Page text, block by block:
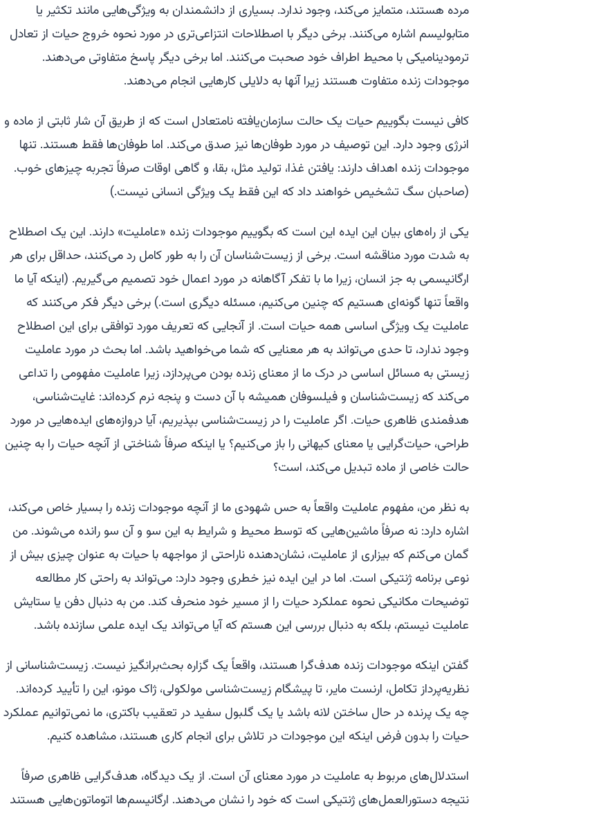
مرده هستند، متمایز می‌کند، وجود ندارد. بسیاری از دانشمندان به ویژگی‌هایی مانند تکثیر یا
متابولیسم اشاره می‌کنند. برخی دیگر با اصطلاحات انتزاعی‌تری در مورد نحوه خروج حیات از تعادل
ترمودینامیکی با محیط اطراف خود صحبت می‌کنند. اما برخی دیگر پاسخ متفاوتی می‌دهند.
موجودات زنده متفاوت هستند زیرا آنها به دلایلی کارهایی انجام می‌دهند.
کافی نیست بگوییم حیات یک حالت سازمان‌یافته نامتعادل است که از طریق آن شار ثابتی از ماده و
انرژی وجود دارد. این توصیف در مورد طوفان‌ها نیز صدق می‌کند. اما طوفان‌ها فقط هستند. تنها
موجودات زنده اهداف دارند: یافتن غذا، تولید مثل، بقا، و گاهی اوقات صرفاً تجربه چیزهای خوب.
(صاحبان سگ تشخیص خواهند داد که این فقط یک ویژگی انسانی نیست.)
یکی از راه‌های بیان این ایده این است که بگوییم موجودات زنده «عاملیت» دارند. این یک اصطلاح
به شدت مورد مناقشه است. برخی از زیست‌شناسان آن را به طور کامل رد می‌کنند، حداقل برای هر
ارگانیسمی به جز انسان، زیرا ما با تفکر آگاهانه در مورد اعمال خود تصمیم می‌گیریم. (اینکه آیا ما
واقعاً تنها گونه‌ای هستیم که چنین می‌کنیم، مسئله دیگری است.) برخی دیگر فکر می‌کنند که
عاملیت یک ویژگی اساسی همه حیات است. از آنجایی که تعریف مورد توافقی برای این اصطلاح
وجود ندارد، تا حدی می‌تواند به هر معنایی که شما می‌خواهید باشد. اما بحث در مورد عاملیت
زیستی به مسائل اساسی در درک ما از معنای زنده بودن می‌پردازد، زیرا عاملیت مفهومی را تداعی
می‌کند که زیست‌شناسان و فیلسوفان همیشه با آن دست و پنجه نرم کرده‌اند: غایت‌شناسی،
هدفمندی ظاهری حیات. اگر عاملیت را در زیست‌شناسی بپذیریم، آیا دروازه‌های ایده‌هایی در مورد
طراحی، حیات‌گرایی یا معنای کیهانی را باز می‌کنیم؟ یا اینکه صرفاً شناختی از آنچه حیات را به چنین
حالت خاصی از ماده تبدیل می‌کند، است؟
به نظر من، مفهوم عاملیت واقعاً به حس شهودی ما از آنچه موجودات زنده را بسیار خاص می‌کند،
اشاره دارد: نه صرفاً ماشین‌هایی که توسط محیط و شرایط به این سو و آن سو رانده می‌شوند. من
گمان می‌کنم که بیزاری از عاملیت، نشان‌دهنده ناراحتی از مواجهه با حیات به عنوان چیزی بیش از
نوعی برنامه ژنتیکی است. اما در این ایده نیز خطری وجود دارد: می‌تواند به راحتی کار مطالعه
توضیحات مکانیکی نحوه عملکرد حیات را از مسیر خود منحرف کند. من به دنبال دفن یا ستایش
عاملیت نیستم، بلکه به دنبال بررسی این هستم که آیا می‌تواند یک ایده علمی سازنده باشد.
گفتن اینکه موجودات زنده هدف‌گرا هستند، واقعاً یک گزاره بحث‌برانگیز نیست. زیست‌شناسانی از
نظریه‌پرداز تکامل، ارنست مایر، تا پیشگام زیست‌شناسی مولکولی، ژاک مونو، این را تأیید کرده‌اند.
چه یک پرنده در حال ساختن لانه باشد یا یک گلبول سفید در تعقیب باکتری، ما نمی‌توانیم عملکرد
حیات را بدون فرض اینکه این موجودات در تلاش برای انجام کاری هستند، مشاهده کنیم.
استدلال‌های مربوط به عاملیت در مورد معنای آن است. از یک دیدگاه، هدف‌گرایی ظاهری صرفاً
نتیجه دستورالعمل‌های ژنتیکی است که خود را نشان می‌دهند. ارگانیسم‌ها اتوماتون‌هایی هستند